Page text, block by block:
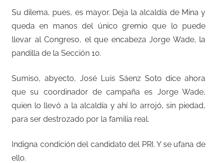
Su dilema, pues, es mayor. Deja la alcaldía de Mina y
queda en manos del único gremio que lo puede
llevar al Congreso, el que encabeza Jorge Wade, la
pandilla de la Sección 10.
Sumiso, abyecto, José Luis Sáenz Soto dice ahora
que su coordinador de campaña es Jorge Wade,
quien lo llevó a la alcaldía y ahí lo arrojó, sin piedad,
para ser destrozado por la familia real.
Indigna condición del candidato del PRI. Y se ufana de
ello.